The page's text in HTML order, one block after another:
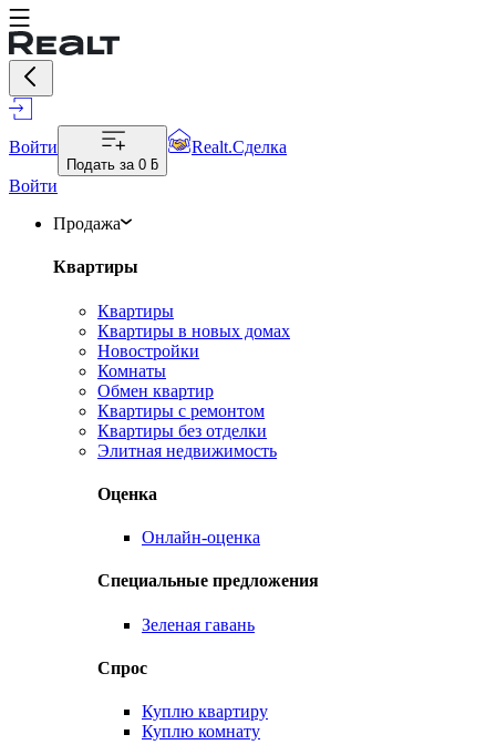
Войти
Подать за 0 ƃ
Realt.Сделка
Войти
Продажа
Квартиры
Квартиры
Квартиры в новых домах
Новостройки
Комнаты
Обмен квартир
Квартиры с ремонтом
Квартиры без отделки
Элитная недвижимость
Оценка
Онлайн-оценка
Специальные предложения
Зеленая гавань
Спрос
Куплю квартиру
Куплю комнату